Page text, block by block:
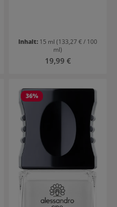
Inhalt: 15 ml (133,27 € / 100
ml)
Regulärer Preis:
19,99 €
36%